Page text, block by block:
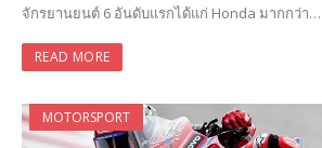
จักรยานยนต์ 6 อันดับแรกได้แก่ Honda มากกว่า…
READ MORE
MOTORSPORT